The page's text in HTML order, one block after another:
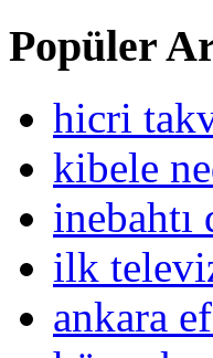
Popüler
hicri
kibele
inebahtı
ilk
ankara